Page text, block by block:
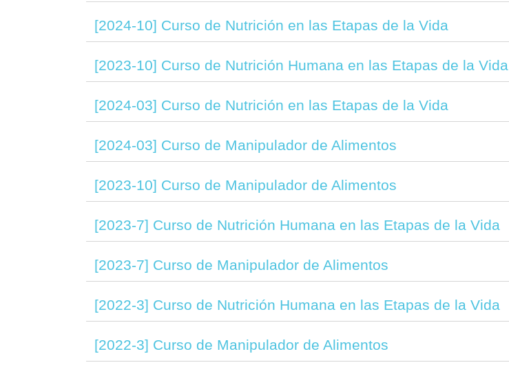
[2024-10] Curso de Nutrición en las Etapas de la Vida
[2023-10] Curso de Nutrición Humana en las Etapas de la Vida
[2024-03] Curso de Nutrición en las Etapas de la Vida
[2024-03] Curso de Manipulador de Alimentos
[2023-10] Curso de Manipulador de Alimentos
[2023-7] Curso de Nutrición Humana en las Etapas de la Vida
[2023-7] Curso de Manipulador de Alimentos
[2022-3] Curso de Nutrición Humana en las Etapas de la Vida
[2022-3] Curso de Manipulador de Alimentos